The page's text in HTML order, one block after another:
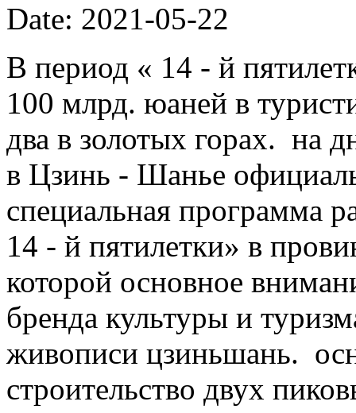
Date: 2021-05-22
В период « 14 - й
100 млрд. юаней в
два в золотых горах. на
в Цзинь - Шанье
специальная программа
14 - й пятилетки» в
которой основное
бренда культуры и
живописи цзиньшань.
строительство двух